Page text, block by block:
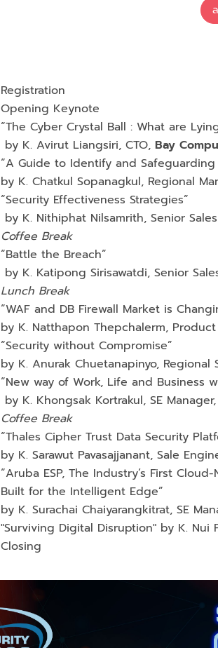
Registration
Opening Keynote
“The Cyber Crystal Ball : What are
by K. Avirut Liangsiri, CTO, Bay
“A Guide to Identify and Safeguarding
by K. Chatkul Sopanagkul, Regional
“Security Effectiveness Strategies”
by K. Nithiphat Nilsamrith, Senior
Coffee Break
“Battle the Breach”
by K. Katipong Sirisawatdi, Senior
Lunch Break
“WAF and DB Firewall Market is
by K. Natthapon Thepchalerm, Product
“Security without Compromise”
by K. Anurak Chuetanapinyo, Regional
“New way of Work, Life and Business
by K. Khongsak Kortrakul, SE
Coffee Break
“Thales Cipher Trust Data Security
by K. Sarawut Pavasajjanant, Sale
“Aruba ESP, The Industry’s First
Built for the Intelligent Edge”
by K. Surachai Chaiyarangkitrat, SE
"Surviving Digital Disruption" by K. Nui
Closing